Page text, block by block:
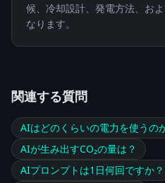
候、冷却設計、発電方法、お
なります。
関連する質問
AIはどのくらいの電力を使うの
AIが生み出すCO₂の量は？
AIプロンプトは1日何回ですか？